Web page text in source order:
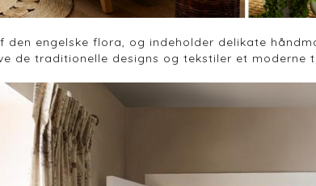
den engelske flora, og indeholder delikate
de traditionelle designs og tekstiler et